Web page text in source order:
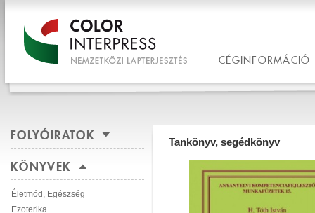
CÉGINFORMÁCIÓ
FOLYÓIRATOK
KÖNYVEK
Életmód, Egészség
Ezoterika
Tankönyv, segédkönyv